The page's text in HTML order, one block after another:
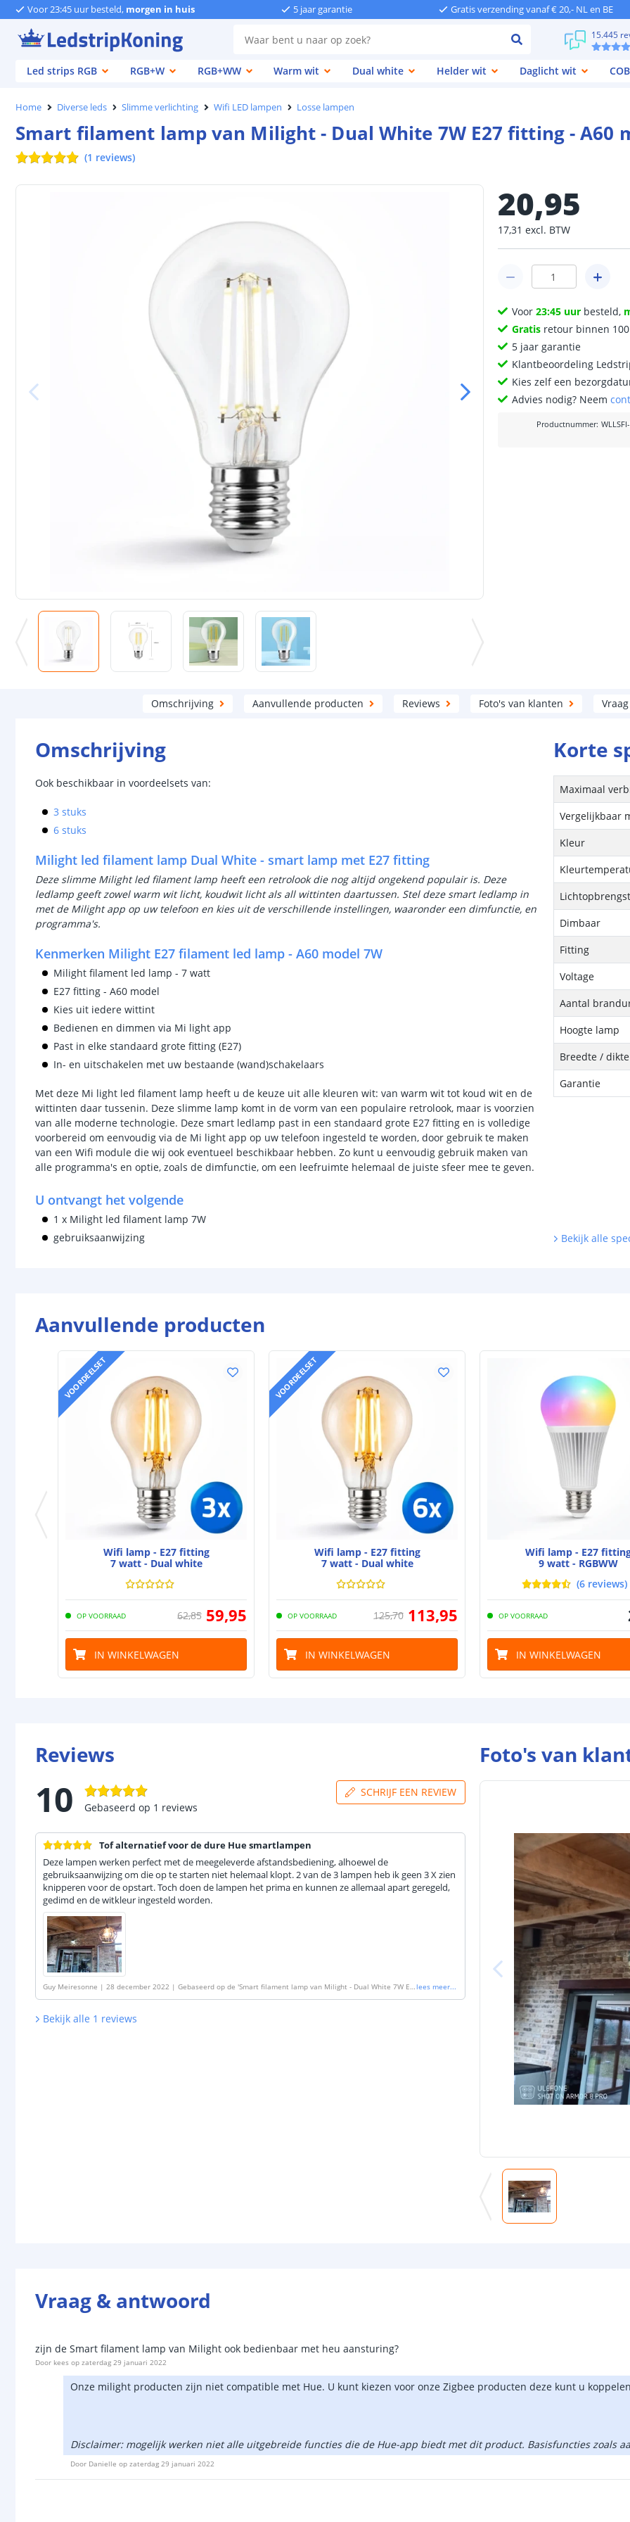
Voor 23:45 uur besteld, morgen in huis 5 jaar garantie Gratis verzending vanaf € 20,- NL en BE
15.445
Led strips RGB
RGB+W RGB+WW Warm wit Dual white Helder wit Daglicht wit COB
Home Diverse leds Slimme verlichting Wifi LED lampen Losse lampen
Smart filament lamp van Milight - Dual White 7W E27 fitting - A60
(1 reviews)
20,95
17,31 excl. BTW
Voor23:45 uur besteld,
Gratis retour binnen
5 jaar garantie
Klantbeoordeling
Kies zelf een
Advies nodig? Neem
Productnummer:
Omschrijving Aanvullende producten Reviews Foto's van klanten
Omschrijving
Ook beschikbaar in voordeelsets van:
3 stuks
6 stuks
Milight led filament lamp Dual White - smart lamp met E27 fitting
Deze slimme Milight led filament lamp heeft een retrolook die nog altijd ongekend populair is. Deze
ledlamp geeft zowel warm wit licht, koudwit licht als all wittinten daartussen. Stel deze smart ledlamp in
met de Milight app op uw telefoon en kies uit de verschillende instellingen, waaronder een dimfunctie, en
programma's.
Kenmerken Milight E27 filament led lamp - A60 model 7W
Milight filament led lamp - 7 watt
E27 fitting - A60 model
Kies uit iedere wittint
Bedienen en dimmen via Mi light app
Past in elke standaard grote fitting (E27)
In- en uitschakelen met uw bestaande (wand)schakelaars
Met deze Mi light led filament lamp heeft u de keuze uit alle kleuren wit: van warm wit tot koud wit en de
wittinten daar tussenin. Deze slimme lamp komt in de vorm van een populaire retrolook, maar is voorzien
van alle moderne technologie. Deze smart ledlamp past in een standaard grote E27 fitting en is volledige
voorbereid om eenvoudig via de Mi light app op uw telefoon ingesteld te worden, door gebruik te maken
van een Wifi module die wij ook eventueel beschikbaar hebben. Zo kunt u eenvoudig gebruik maken van
alle programma's en optie, zoals de dimfunctie, om een leefruimte helemaal de juiste sfeer mee te geven.
U ontvangt het volgende
1 x Milight led filament lamp 7W
gebruiksaanwijzing
Korte
Maximaal
Vergelijkbaar
Kleur
Lichtopbrengst
Dimbaar
Fitting
Voltage
Aantal
Hoogte lamp
Breedte /
Garantie
Bekijk alle
Aanvullende producten
VOORDEELSET
Wifi lamp - E27 fitting
7 watt - Dual white
OP VOORRAAD 62,85 59,95
IN WINKELWAGEN
VOORDEELSET
Wifi lamp - E27 fitting
7 watt - Dual white
OP VOORRAAD 125,70 113,95
IN WINKELWAGEN
Wifi lamp - E27
9 watt - RGBWW
(6 reviews)
OP VOORRAAD
IN WINKELWAGEN
Reviews
10 Gebaseerd op 1 reviews
SCHRIJF EEN REVIEW
Tof alternatief voor de dure Hue smartlampen
Deze lampen werken perfect met de meegeleverde afstandsbediening, alhoewel de
gebruiksaanwijzing om die op te starten niet helemaal klopt. 2 van de 3 lampen heb ik geen 3 X zien
knipperen voor de opstart. Toch doen de lampen het prima en kunnen ze allemaal apart geregeld,
gedimd en de witkleur ingesteld worden.
Guy Meiresonne | 28 december 2022 | Gebaseerd op de 'Smart filament lamp van Milight - Dual White 7W E2
7 fitting - A60 model'
lees meer...
Bekijk alle 1 reviews
Foto's van
Vraag & antwoord
zijn de Smart filament lamp van Milight ook bedienbaar met heu aansturing?
Door kees op zaterdag 29 januari 2022
Onze milight producten zijn niet compatible met Hue. U kunt kiezen voor onze Zigbee producten deze kunt u
Disclaimer: mogelijk werken niet alle uitgebreide functies die de Hue-app biedt met dit product. Basisfuncties zoals
Door Danielle op zaterdag 29 januari 2022